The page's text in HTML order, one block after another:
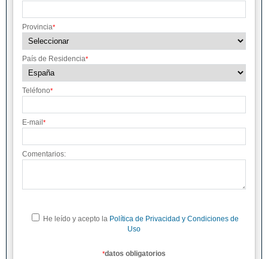
Provincia*
País de Residencia*
Teléfono*
E-mail *
Comentarios:
He leído y acepto la Política de Privacidad y Condiciones de
Uso
*datos obligatorios